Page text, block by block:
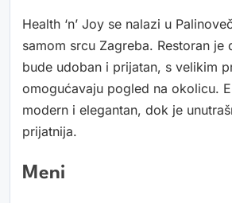
Health ‘n’ Joy se nalazi u
samom srcu Zagreba. Restoran je
bude udoban i prijatan, s velikim
omogućavaju pogled na okolicu.
modern i elegantan, dok je
prijatnija.
Meni